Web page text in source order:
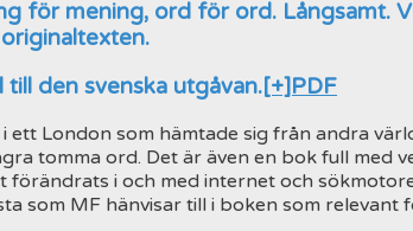
för mening, ord för ord. Långsamt.
den svenska utgåvan.[+]PDF
ett London som hämtade sig från andra
tomma ord. Det är även en bok full med
förändrats i och med internet och
som MF hänvisar till i boken som